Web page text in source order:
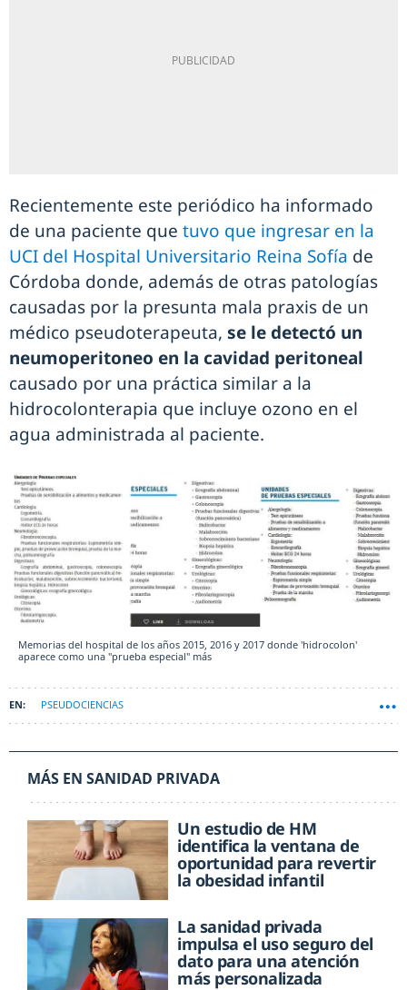
Recientemente este periódico ha informado
de una paciente que tuvo que ingresar en la
UCI del Hospital Universitario Reina Sofía de
Córdoba donde, además de otras patologías
causadas por la presunta mala praxis de un
médico pseudoterapeuta, se le detectó un
neumoperitoneo en la cavidad peritoneal
causado por una práctica similar a la
hidrocolonterapia que incluye ozono en el
agua administrada al paciente.
Memorias del hospital de los años 2015, 2016 y 2017 donde 'hidrocolon'
aparece como una "prueba especial" más
PSEUDOCIENCIAS
MÁS EN SANIDAD PRIVADA
Un estudio de HM
identifica la ventana de
oportunidad para revertir
la obesidad infantil
La sanidad privada
impulsa el uso seguro del
dato para una atención
más personalizada